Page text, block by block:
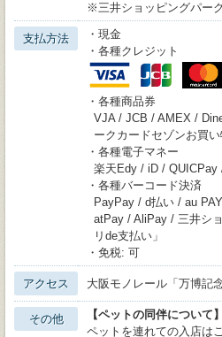
※三井ショッピングパー
支払方法
・現金
・各種クレジット
・各種商品券
VJA / JCB / AMEX /
ークカードセゾンお買
・各種電子マネー
楽天Edy / iD /
・各種バーコード決済
PayPay / d払い / au
atPay / AliPay / 三井シ
リde支払い」
・免税: 可
アクセス 大阪モノレール「万博記
その他
【ペットの同伴について】
ペットを連れての入店は